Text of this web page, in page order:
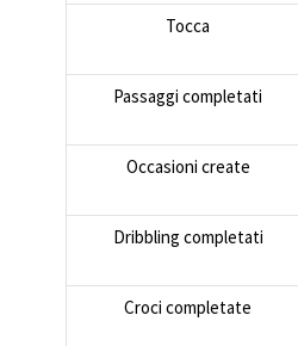
Tocca
Passaggi completati
Occasioni create
Dribbling completati
Croci completate